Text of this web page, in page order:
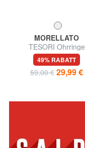
MORELLATO
TESORI Ohrringe
49% RABATT
59,00 € 29,99 €